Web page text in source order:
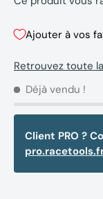
Ajouter à vos
Retrouvez toute la
Déjà vendu !
Client PRO ?